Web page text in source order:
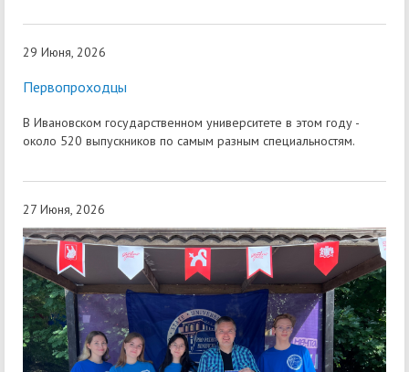
29 Июня, 2026
Первопроходцы
В Ивановском государственном университете в этом году -
около 520 выпускников по самым разным специальностям.
27 Июня, 2026